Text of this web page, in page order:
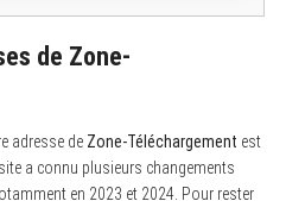
de Zone-
adresse de Zone-Téléchargement est
a connu plusieurs changements
en 2023 et 2024. Pour rester